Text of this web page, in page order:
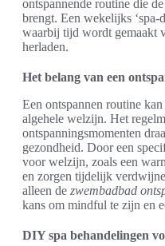
ontspannende routine die
brengt. Een wekelijks ‘spa-
waarbij tijd wordt gemaakt
herladen.
Het belang van een
Een ontspannen routine
algehele welzijn. Het
ontspanningsmomenten
gezondheid. Door een
voor welzijn, zoals een
en zorgen tijdelijk
alleen de zwembadbad
kans om mindful te zijn en
DIY spa behandelingen